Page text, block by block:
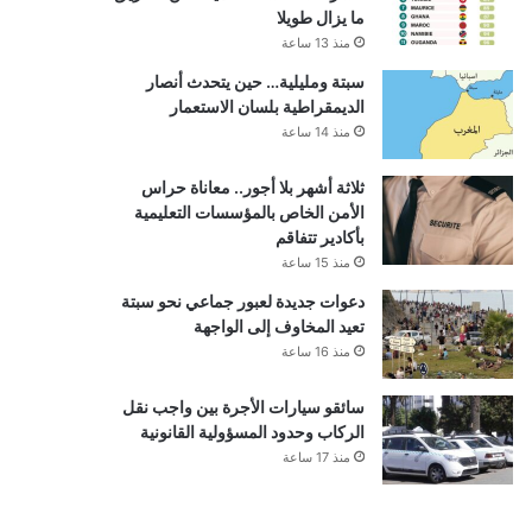
ما يزال طويلا
منذ 13 ساعة
سبتة ومليلية… حين يتحدث أنصار
الديمقراطية بلسان الاستعمار
منذ 14 ساعة
ثلاثة أشهر بلا أجور.. معاناة حراس
الأمن الخاص بالمؤسسات التعليمية
بأكادير تتفاقم
منذ 15 ساعة
دعوات جديدة لعبور جماعي نحو سبتة
تعيد المخاوف إلى الواجهة
منذ 16 ساعة
سائقو سيارات الأجرة بين واجب نقل
الركاب وحدود المسؤولية القانونية
منذ 17 ساعة